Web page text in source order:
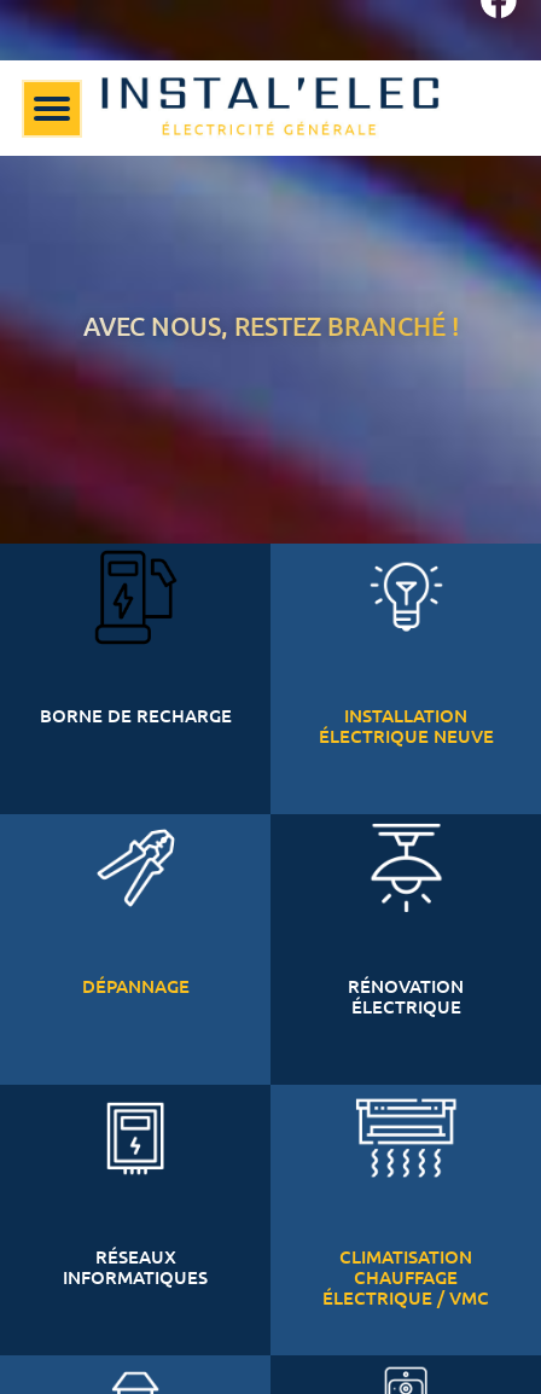
AVEC NOUS, RESTEZ BRANCHÉ !
BORNE DE RECHARGE
INSTALLATION
ÉLECTRIQUE NEUVE
DÉPANNAGE
RÉNOVATION
ÉLECTRIQUE
RÉSEAUX
INFORMATIQUES
CLIMATISATION
CHAUFFAGE
ÉLECTRIQUE / VMC